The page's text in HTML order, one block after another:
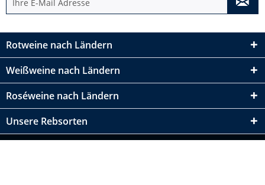
Rotweine nach Ländern
Weißweine nach Ländern
Roséweine nach Ländern
Unsere Rebsorten